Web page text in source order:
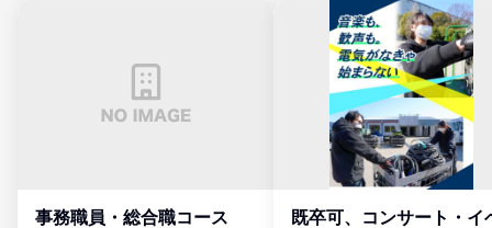
事務職員・総合職コース
既卒可、コンサート・イ